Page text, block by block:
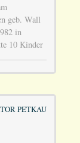
geb. Wall
in
10 Kinder
PETKAU